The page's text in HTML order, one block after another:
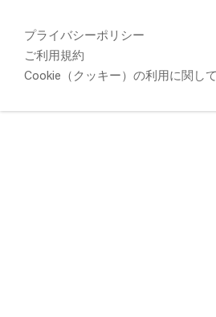
プライバシーポリシー
ご利用規約
Cookie（クッキー）の利用に関して